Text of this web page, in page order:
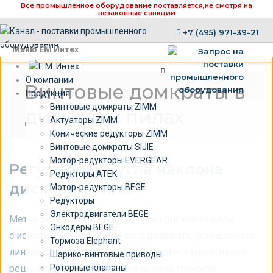
×
Все промышленное оборудование поставляется,не смотря на
незаконные санкции
+7 (495) 971-39-21
Меню ЕМ Интех
О компании
Продукция
Винтовые домкраты ZIMM
Актуаторы ZIMM
Конические редукторы ZIMM
Винтовые домкраты SIJIE
Мотор-редукторы EVERGEAR
Редукторы ATEK
Мотор-редукторы BEGE
Редукторы
Электродвигатели BEGE
Энкодеры BEGE
Тормоза Elephant
Шарико-винтовые приводы
Роторные клапаны
Винтовые домкраты в
дисковых пилах
Регулировка угла наклона
дисковой пилы
Метод регулировки угла наклона дисковой пилы
с использованием винтового домкрата, оснащенного
линейной измерительной системой — эффективное
решение для обеспечения высокой точности